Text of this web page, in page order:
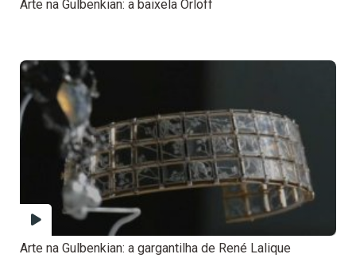
Arte na Gulbenkian: a baixela Orloff
Arte na Gulbenkian: a gargantilha de René Lalique